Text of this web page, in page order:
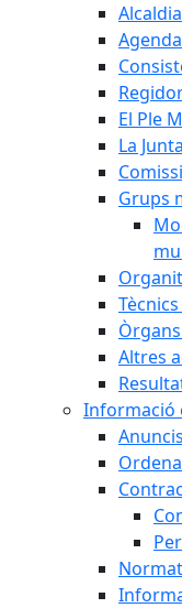
Alcaldia
El Ple
La
Grups
Altres
Informació